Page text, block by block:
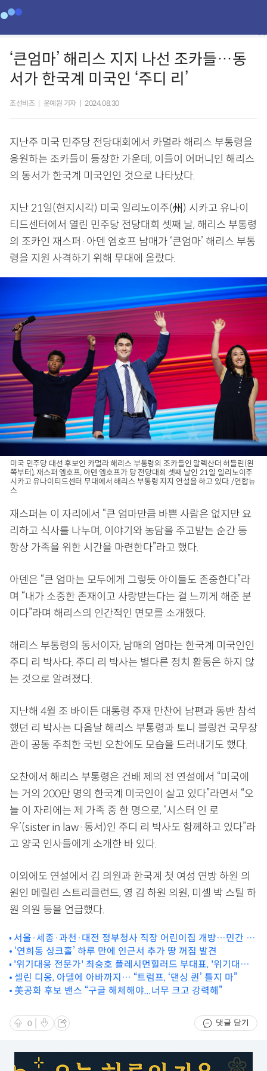
‘큰엄마’ 해리스 지지 나선 조카들…동
서가 한국계 미국인 ‘주디 리’
조선비즈 윤예원 기자 2024.08.30
지난주 미국 민주당 전당대회에서 카멀라 해리스 부통령을
응원하는 조카들이 등장한 가운데, 이들이 어머니인 해리스
의 동서가 한국계 미국인인 것으로 나타났다.
지난 21일(현지시각) 미국 일리노이주(州) 시카고 유나이
티드센터에서 열린 민주당 전당대회 셋째 날, 해리스 부통령
의 조카인 재스퍼·아덴 엠호프 남매가 ‘큰엄마’ 해리스 부통
령을 지원 사격하기 위해 무대에 올랐다.
미국 민주당 대선 후보인 카멀라 해리스 부통령의 조카들인 알렉산더 허들린(왼
쪽부터), 재스퍼 엠호프, 아덴 엠호프가 당 전당대회 셋째 날인 21일 일리노이주
시카고 유나이티드센터 무대에서 해리스 부통령 지지 연설을 하고 있다. /연합뉴
스
재스퍼는 이 자리에서 “큰 엄마만큼 바쁜 사람은 없지만 요
리하고 식사를 나누며, 이야기와 농담을 주고받는 순간 등
항상 가족을 위한 시간을 마련한다”라고 했다.
아덴은 “큰 엄마는 모두에게 그렇듯 아이들도 존중한다”라
며 “내가 소중한 존재이고 사랑받는다는 걸 느끼게 해준 분
이다”라며 해리스의 인간적인 면모를 소개했다.
해리스 부통령의 동서이자, 남매의 엄마는 한국계 미국인인
주디 리 박사다. 주디 리 박사는 별다른 정치 활동은 하지 않
는 것으로 알려졌다.
지난해 4월 조 바이든 대통령 주재 만찬에 남편과 동반 참석
했던 리 박사는 다음날 해리스 부통령과 토니 블링컨 국무장
관이 공동 주최한 국빈 오찬에도 모습을 드러내기도 했다.
오찬에서 해리스 부통령은 건배 제의 전 연설에서 “미국에
는 거의 200만 명의 한국계 미국인이 살고 있다”라면서 “오
늘 이 자리에는 제 가족 중 한 명으로, ‘시스터 인 로
우’(sister in law·동서)인 주디 리 박사도 함께하고 있다”라
고 양국 인사들에게 소개한 바 있다.
이외에도 연설에서 김 의원과 한국계 첫 여성 연방 하원 의
원인 메릴린 스트리클런드, 영 김 하원 의원, 미셸 박 스틸 하
원 의원 등을 언급했다.
서울·세종·과천·대전 정부청사 직장 어린이집 개방…민간 확
산도 추진
‘연희동 싱크홀’ 하루 만에 인근서 추가 땅 꺼짐 발견
'위기대응 전문가' 최승호 플레시먼힐러드 부대표, '위기대응
의 정석' 출간
셀린 디옹, 아델에 아바까지… “트럼프, ‘댄싱 퀸’ 틀지 마”
美공화 후보 밴스 “구글 해체해야...너무 크고 강력해”
0 댓글 닫기